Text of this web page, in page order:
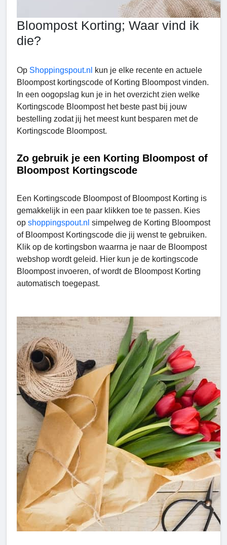
Bloompost Korting; Waar vind ik
die?
Op Shoppingspout.nl
kun je elke recente en actuele
Bloompost kortingscode of Korting Bloompost vinden.
In een oogopslag kun je in het overzicht zien welke
Kortingscode Bloompost het beste past bij jouw
bestelling zodat jij het meest kunt besparen met de
Kortingscode Bloompost.
Zo gebruik je een Korting Bloompost of
Bloompost Kortingscode
Een Kortingscode Bloompost of Bloompost Korting is
gemakkelijk in een paar klikken toe te passen. Kies
op shoppingspout.nl simpelweg de Korting Bloompost
of Bloompost Kortingscode die jij wenst te gebruiken.
Klik op de kortingsbon waarrna je naar de Bloompost
webshop wordt geleid. Hier kun je de kortingscode
Bloompost invoeren, of wordt de Bloompost Korting
automatisch toegepast.